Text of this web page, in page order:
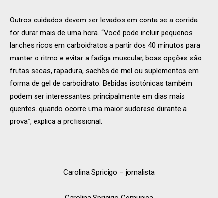
Outros cuidados devem ser levados em conta se a corrida
for durar mais de uma hora. “Você pode incluir pequenos
lanches ricos em carboidratos a partir dos 40 minutos para
manter o ritmo e evitar a fadiga muscular, boas opções são
frutas secas, rapadura, sachês de mel ou suplementos em
forma de gel de carboidrato. Bebidas isotônicas também
podem ser interessantes, principalmente em dias mais
quentes, quando ocorre uma maior sudorese durante a
prova”, explica a profissional.
Carolina Spricigo – jornalista